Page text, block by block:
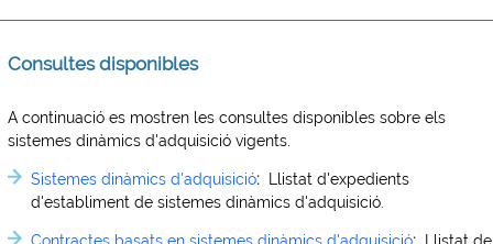
Consultes disponibles
A continuació es mostren les consultes disponibles sobre els
sistemes dinàmics d'adquisició vigents.
Sistemes dinàmics d'adquisició:
Llistat d'expedients
d'establiment de sistemes dinàmics d'adquisició.